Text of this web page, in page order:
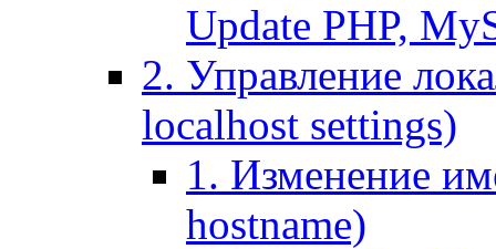
Update PHP,
2. Управление
localhost settings)
1. Изменение
hostname)